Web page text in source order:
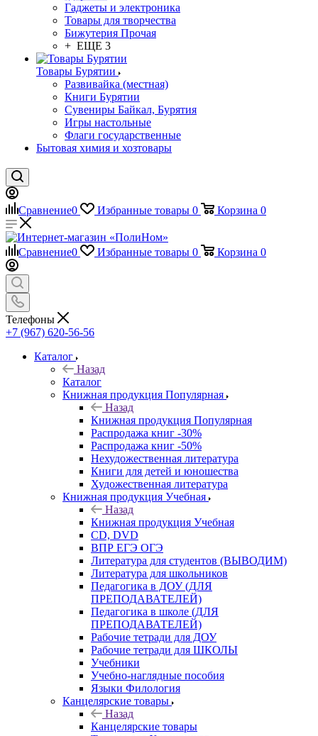
Гаджеты и электроника
Товары для творчества
Бижутерия Прочая
+ ЕЩЕ 3
Товары Бурятии
Развивайка (местная)
Книги Бурятии
Сувениры Байкал, Бурятия
Игры настольные
Флаги государственные
Бытовая химия и хозтовары
Сравнение0 Избранные товары 0 Корзина 0
Сравнение0 Избранные товары 0 Корзина 0
Телефоны
+7 (967) 620-56-56
Каталог
Назад
Каталог
Книжная продукция Популярная
Назад
Книжная продукция Популярная
Распродажа книг -30%
Распродажа книг -50%
Нехудожественная литература
Книги для детей и юношества
Художественная литература
Книжная продукция Учебная
Назад
Книжная продукция Учебная
CD, DVD
ВПР ЕГЭ ОГЭ
Литература для студентов (ВЫВОДИМ)
Литература для школьников
Педагогика в ДОУ (ДЛЯ
ПРЕПОДАВАТЕЛЕЙ)
Педагогика в школе (ДЛЯ
ПРЕПОДАВАТЕЛЕЙ)
Рабочие тетради для ДОУ
Рабочие тетради для ШКОЛЫ
Учебники
Учебно-наглядные пособия
Языки Филология
Канцелярские товары
Назад
Канцелярские товары